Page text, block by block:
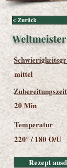
< Zurück
mittel
Zubereitungszeit
20 Min
Temperatur
220° / 180 O/U
Rezept